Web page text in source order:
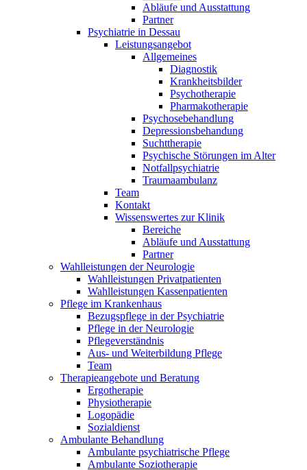
Abläufe und Ausstattung
Partner
Psychiatrie in Dessau
Leistungsangebot
Allgemeines
Diagnostik
Krankheitsbilder
Psychotherapie
Pharmakotherapie
Psychosebehandlung
Depressionsbehandung
Suchttherapie
Psychische Störungen im Alter
Notfallpsychiatrie
Traumaambulanz
Team
Kontakt
Wissenswertes zur Klinik
Bereiche
Abläufe und Ausstattung
Partner
Wahlleistungen der Neurologie
Wahlleistungen Privatpatienten
Wahlleistungen Kassenpatienten
Pflege im Krankenhaus
Bezugspflege in der Psychiatrie
Pflege in der Neurologie
Pflegeverständnis
Aus- und Weiterbildung Pflege
Team
Therapieangebote und Beratung
Ergotherapie
Physiotherapie
Logopädie
Sozialdienst
Ambulante Behandlung
Ambulante psychiatrische Pflege
Ambulante Soziotherapie